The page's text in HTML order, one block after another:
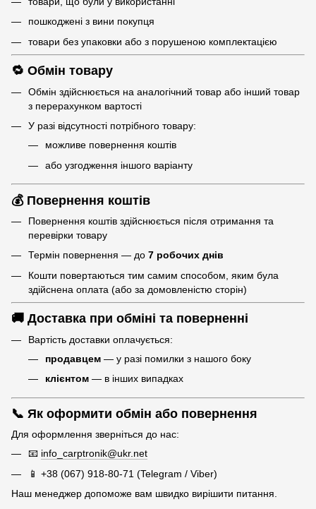
пошкоджені з вини покупця
товари без упаковки або з порушеною комплектацією
🔁 Обмін товару
Обмін здійснюється на аналогічний товар або інший товар
з перерахунком вартості
У разі відсутності потрібного товару:
можливе повернення коштів
або узгодження іншого варіанту
💰 Повернення коштів
Повернення коштів здійснюється після отримання та
перевірки товару
Термін повернення — до 7 робочих днів
Кошти повертаються тим самим способом, яким була
здійснена оплата (або за домовленістю сторін)
🚚 Доставка при обміні та поверненні
Вартість доставки оплачується:
продавцем — у разі помилки з нашого боку
клієнтом — в інших випадках
📞 Як оформити обмін або повернення
Для оформлення зверніться до нас:
📧 info_carptronik@ukr.net
📱 +38 (067) 918-80-71 (Telegram / Viber)
Наш менеджер допоможе вам швидко вирішити питання.